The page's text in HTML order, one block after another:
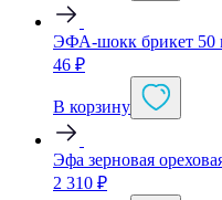
ЭФА-шокк брикет 50
46 ₽
В корзину
Эфа зерновая
2 310 ₽